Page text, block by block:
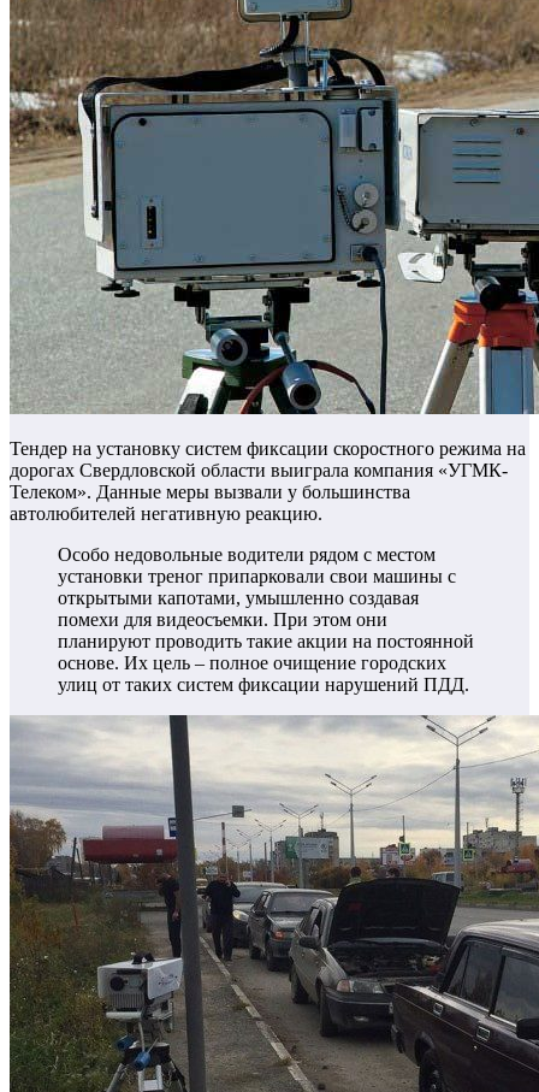
Тендер на установку систем фиксации скоростного режима на
дорогах Свердловской области выиграла компания «УГМК-
Телеком». Данные меры вызвали у большинства
автолюбителей негативную реакцию.
Особо недовольные водители рядом с местом
установки треног припарковали свои машины с
открытыми капотами, умышленно создавая
помехи для видеосъемки. При этом они
планируют проводить такие акции на постоянной
основе. Их цель – полное очищение городских
улиц от таких систем фиксации нарушений ПДД.